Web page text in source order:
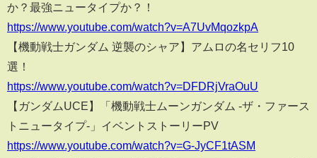
か？最強ニュータイプか？！
https://www.youtube.com/watch?v=A7UvMqozkpA
【機動戦士ガンダム 逆襲のシャア】アムロの名セリフ10
選！
https://www.youtube.com/watch?v=DFDRjVraOuU
【ガンダムUCE】「機動戦士ムーンガンダム ‐ザ・ファース
トニュータイプ‐」イベントストーリーPV
https://www.youtube.com/watch?v=G-JyCF1tASM